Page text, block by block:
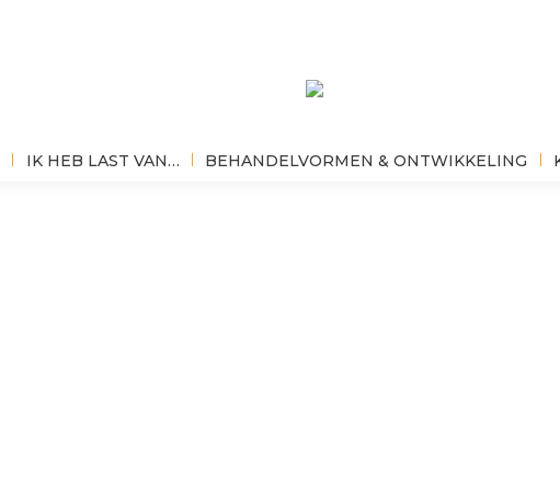
IK HEB LAST VAN… BEHANDELVORMEN & ONTWIKKELING